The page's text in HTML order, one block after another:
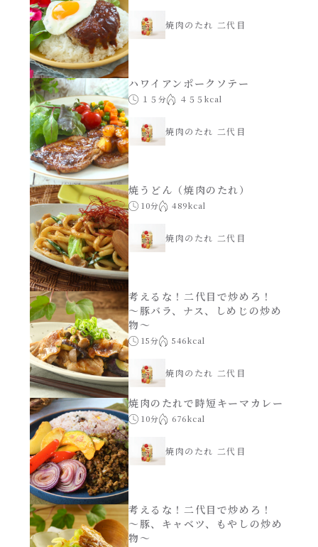
焼肉のたれ 二代目
ハワイアンポークソテー
１５分 ４５５kcal
焼肉のたれ 二代目
焼うどん（焼肉のたれ）
10分 489kcal
焼肉のたれ 二代目
考えるな！二代目で炒めろ！
～豚バラ、ナス、しめじの炒め
物～
15分 546kcal
焼肉のたれ 二代目
焼肉のたれで時短キーマカレー
10分 676kcal
焼肉のたれ 二代目
考えるな！二代目で炒めろ！
～豚、キャベツ、もやしの炒め
物～